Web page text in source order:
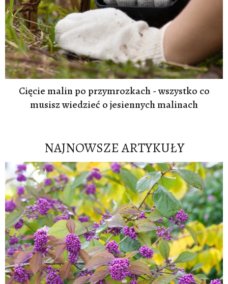
Cięcie malin po przymrozkach - wszystko co
musisz wiedzieć o jesiennych malinach
NAJNOWSZE ARTYKUŁY